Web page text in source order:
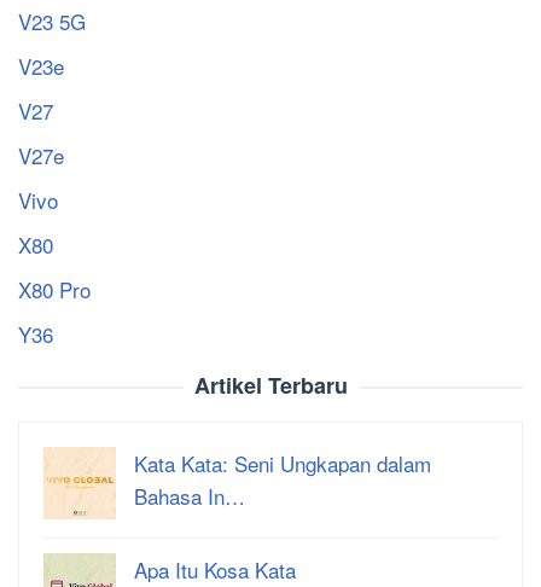
V23 5G
V23e
V27
V27e
Vivo
X80
X80 Pro
Y36
Artikel Terbaru
Kata Kata: Seni Ungkapan dalam
Bahasa In…
Apa Itu Kosa Kata